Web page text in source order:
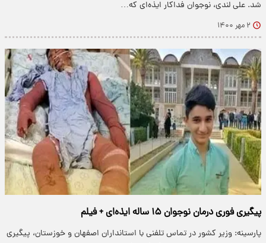
شد. علی لندی، نوجوان فداکار ایذه‌ای که…
۲ مهر ۱۴۰۰
پیگیری فوری درمان نوجوان ۱۵ ساله ایذه‌ای + فیلم
پارسینه: وزیر کشور در تماس تلفنی با استانداران اصفهان و خوزستان، پیگیری